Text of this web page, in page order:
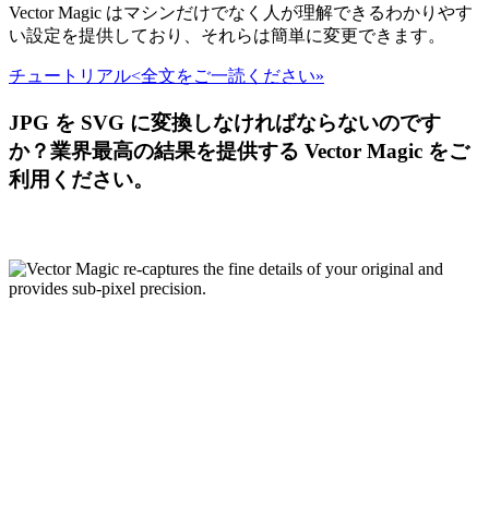
Vector Magic はマシンだけでなく人が理解できるわかりやす
い設定を提供しており、それらは簡単に変更できます。
チュートリアル<全文をご一読ください»
JPG を SVG に変換しなければならないのです
か？業界最高の結果を提供する Vector Magic をご
利用ください。